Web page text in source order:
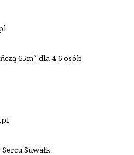
65m² dla 4-6 osób
Suwałk